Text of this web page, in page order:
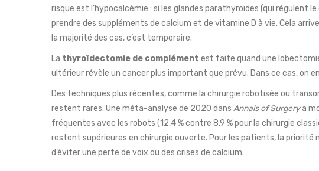
risque est l’hypocalcémie : si les glandes parathyroïdes (qui régulent
prendre des suppléments de calcium et de vitamine D à vie. Cela
la majorité des cas, c’est temporaire.
La thyroïdectomie de complément est faite quand une
ultérieur révèle un cancer plus important que prévu. Dans ce cas, on
Des techniques plus récentes, comme la chirurgie robotisée ou
restent rares. Une méta-analyse de 2020 dans Annals of Surgerya
fréquentes avec les robots (12,4 % contre 8,9 % pour la chirurgie
restent supérieures en chirurgie ouverte. Pour les patients, la priorité
d’éviter une perte de voix ou des crises de calcium.